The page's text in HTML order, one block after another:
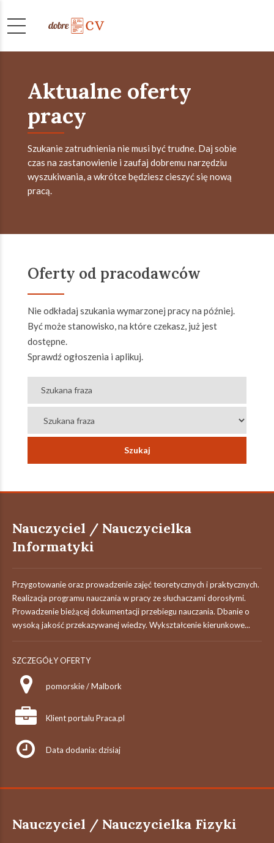
Aktualne oferty
pracy
Szukanie zatrudnienia nie musi być trudne. Daj sobie
czas na zastanowienie i zaufaj dobremu narzędziu
wyszukiwania, a wkrótce będziesz cieszyć się nową
pracą.
Oferty od pracodawców
Nie odkładaj szukania wymarzonej pracy na później.
Być może stanowisko, na które czekasz, już jest
dostępne.
Sprawdź ogłoszenia i aplikuj.
Nauczyciel / Nauczycielka
Informatyki
Przygotowanie oraz prowadzenie zajęć teoretycznych i praktycznych.
Realizacja programu nauczania w pracy ze słuchaczami dorosłymi.
Prowadzenie bieżącej dokumentacji przebiegu nauczania. Dbanie o
wysoką jakość przekazywanej wiedzy. Wykształcenie kierunkowe...
SZCZEGÓŁY OFERTY
pomorskie / Malbork
Klient portalu Praca.pl
Data dodania: dzisiaj
Nauczyciel / Nauczycielka Fizyki